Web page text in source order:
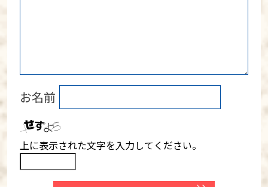
お名前
上に表示された文字を入力してください。